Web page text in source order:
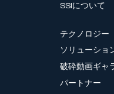
SSIについて
テクノロジー
ソリューショ
破砕動画ギャ
パートナー